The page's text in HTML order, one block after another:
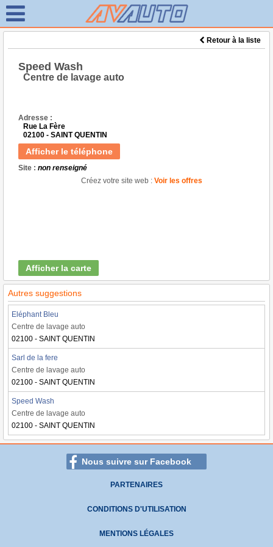
Retour à la liste
Speed Wash
Centre de lavage auto
Adresse :
Rue La Fère
02100 - SAINT QUENTIN
Afficher le téléphone
Site : non renseigné
Créez votre site web : Voir les offres
Afficher la carte
Autres suggestions
Eléphant Bleu
Centre de lavage auto
02100 - SAINT QUENTIN
Sarl de la fere
Centre de lavage auto
02100 - SAINT QUENTIN
Speed Wash
Centre de lavage auto
02100 - SAINT QUENTIN
Nous suivre sur Facebook
PARTENAIRES
CONDITIONS D'UTILISATION
MENTIONS LÉGALES